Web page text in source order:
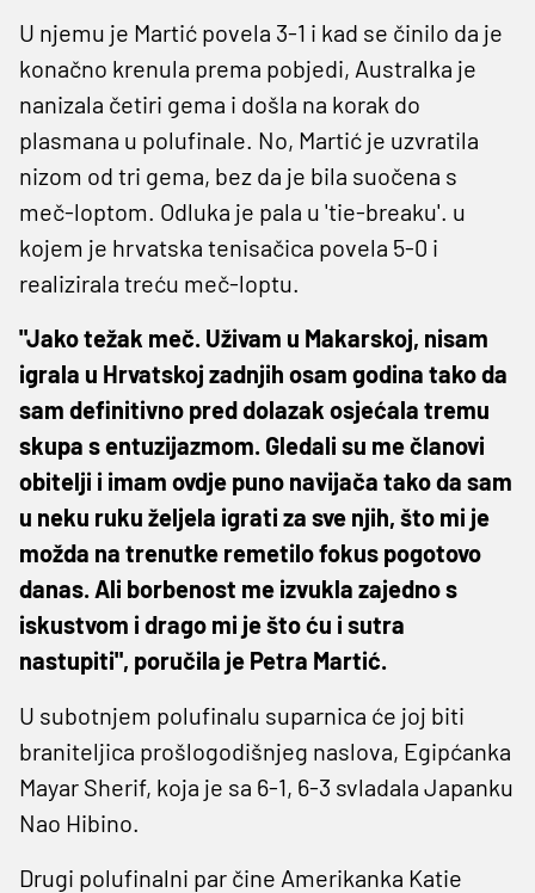
U njemu je Martić povela 3-1 i kad se činilo da je
konačno krenula prema pobjedi, Australka je
nanizala četiri gema i došla na korak do
plasmana u polufinale. No, Martić je uzvratila
nizom od tri gema, bez da je bila suočena s
meč-loptom. Odluka je pala u 'tie-breaku'. u
kojem je hrvatska tenisačica povela 5-0 i
realizirala treću meč-loptu.
"Jako težak meč. Uživam u Makarskoj, nisam
igrala u Hrvatskoj zadnjih osam godina tako da
sam definitivno pred dolazak osjećala tremu
skupa s entuzijazmom. Gledali su me članovi
obitelji i imam ovdje puno navijača tako da sam
u neku ruku željela igrati za sve njih, što mi je
možda na trenutke remetilo fokus pogotovo
danas. Ali borbenost me izvukla zajedno s
iskustvom i drago mi je što ću i sutra
nastupiti", poručila je Petra Martić.
U subotnjem polufinalu suparnica će joj biti
braniteljica prošlogodišnjeg naslova, Egipćanka
Mayar Sherif, koja je sa 6-1, 6-3 svladala Japanku
Nao Hibino.
Drugi polufinalni par čine Amerikanka Katie